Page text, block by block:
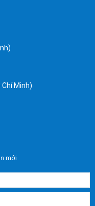
Minh)
mới